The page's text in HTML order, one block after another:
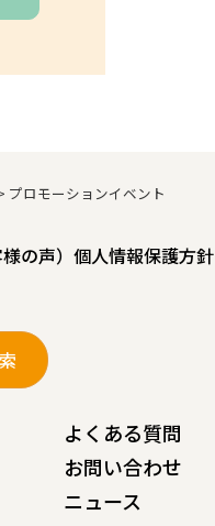
プロモーションイベント
の声） 個人情報保護方針
よくある質問
お問い合わせ
ニュース